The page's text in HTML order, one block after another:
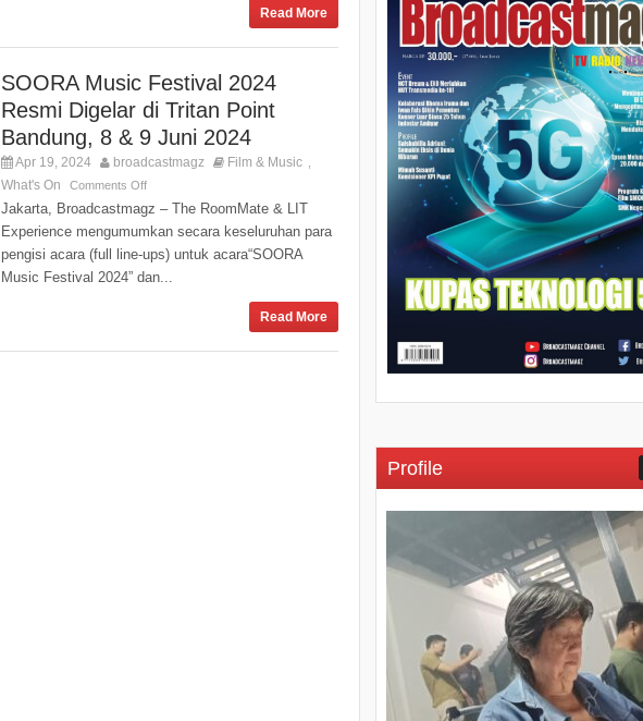
Read More
SOORA Music Festival 2024
Resmi Digelar di Tritan Point
Bandung, 8 & 9 Juni 2024
Apr 19, 2024 broadcastmagz Film & Music
What's On Comments Off
Jakarta, Broadcastmagz – The RoomMate & LIT
Experience mengumumkan secara keseluruhan para
pengisi acara (full line-ups) untuk acara“SOORA
Music Festival 2024” dan...
Read More
Profile